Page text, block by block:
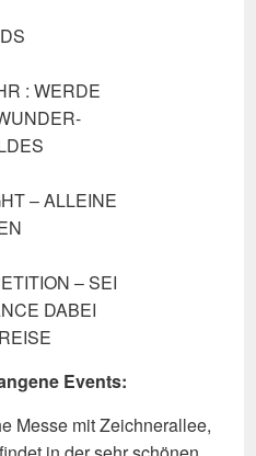
: WERDE
– ALLEINE
– SEI
DABEI
Events:
Messe mit Zeichnerallee,